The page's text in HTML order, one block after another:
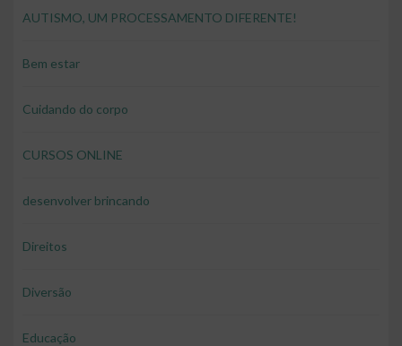
AUTISMO, UM PROCESSAMENTO DIFERENTE!
Bem estar
Cuidando do corpo
CURSOS ONLINE
desenvolver brincando
Direitos
Diversão
Educação